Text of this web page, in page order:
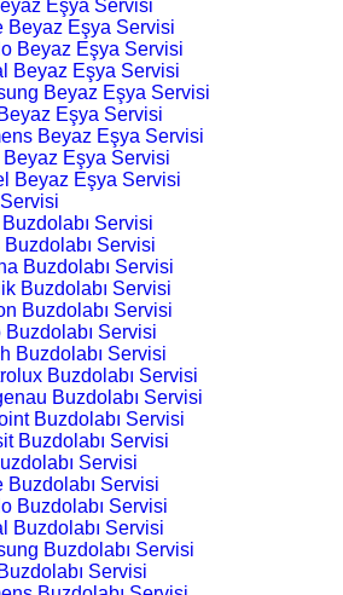
Eşya Servisi
Beyaz Eşya Servisi
Beyaz Eşya Servisi
Beyaz Eşya Servisi
Beyaz Eşya Servisi
Eşya Servisi
Beyaz Eşya Servisi
Beyaz Eşya Servisi
Beyaz Eşya Servisi
Servisi
Servisi
Buzdolabı Servisi
Buzdolabı Servisi
Buzdolabı Servisi
Buzdolabı Servisi
Buzdolabı Servisi
Buzdolabı Servisi
Buzdolabı Servisi
Buzdolabı Servisi
Buzdolabı Servisi
Servisi
Buzdolabı Servisi
Buzdolabı Servisi
Buzdolabı Servisi
Buzdolabı Servisi
Servisi